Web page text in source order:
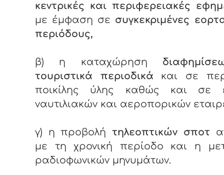
κεντρικές και περιφερειακές
με έμφαση σε συγκεκριμένες
περιόδους,
β) η καταχώρηση
τουριστικά περιοδικά και σε
ποικίλης ύλης καθώς και σε
ναυτιλιακών και αεροπορικών
γ) η προβολήτηλεοπτικών σποτ
με τη χρονική περίοδο και η
ραδιοφωνικών μηνυμάτων.